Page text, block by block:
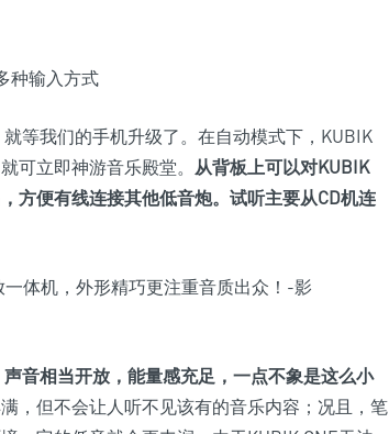
种输入方式
等我们的手机升级了。在自动模式下，KUBIK
可立即神游音乐殿堂。 从背板上可以对KUBIK
方便有线连接其他低音炮。试听主要从CD机连
音相当开放，能量感充足，一点不象是这么小
，但不会让人听不见该有的音乐内容；况且，笔